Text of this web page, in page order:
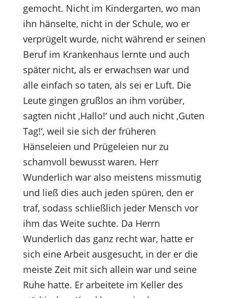
gemocht. Nicht im Kindergarten, wo man
ihn hänselte, nicht in der Schule, wo er
verprügelt wurde, nicht während er seinen
Beruf im Krankenhaus lernte und auch
später nicht, als er erwachsen war und
alle einfach so taten, als sei er Luft. Die
Leute gingen grußlos an ihm vorüber,
sagten nicht ‚Hallo!‘ und auch nicht ‚Guten
Tag!‘, weil sie sich der früheren
Hänseleien und Prügeleien nur zu
schamvoll bewusst waren. Herr
Wunderlich war also meistens missmutig
und ließ dies auch jeden spüren, den er
traf, sodass schließlich jeder Mensch vor
ihm das Weite suchte. Da Herrn
Wunderlich das ganz recht war, hatte er
sich eine Arbeit ausgesucht, in der er die
meiste Zeit mit sich allein war und seine
Ruhe hatte. Er arbeitete im Keller des